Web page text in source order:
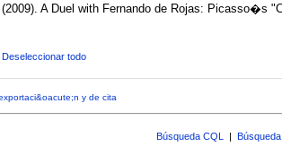
(2009). A Duel with Fernando de Rojas: Picasso�s
Deseleccionar todo
y de cita
Búsqueda CQL |